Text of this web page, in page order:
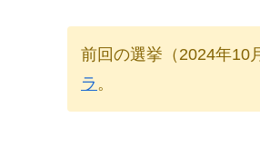
前回の選挙（2024年10
ラ 。